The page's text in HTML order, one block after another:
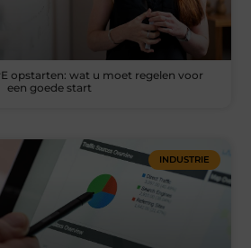
opstarten: wat u moet regelen voor
een goede start
INDUSTRIE